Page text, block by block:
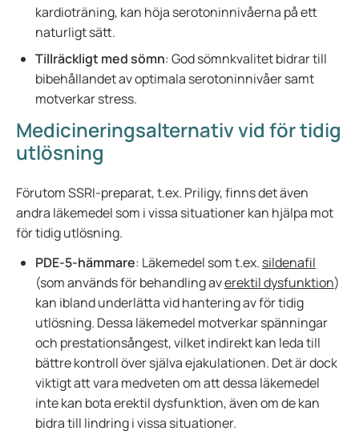
kardioträning, kan höja serotoninnivåerna på ett
naturligt sätt.
Tillräckligt med sömn: God sömnkvalitet bidrar till
bibehållandet av optimala serotoninnivåer samt
motverkar stress.
Medicineringsalternativ vid för tidig
utlösning
Förutom SSRI-preparat, t.ex. Priligy, finns det även
andra läkemedel som i vissa situationer kan hjälpa mot
för tidig utlösning.
PDE-5-hämmare: Läkemedel som t.ex. sildenafil
(som används för behandling averektil dysfunktion)
kan ibland underlätta vid hantering av för tidig
utlösning. Dessa läkemedel motverkar spänningar
och prestationsångest, vilket indirekt kan leda till
bättre kontroll över själva ejakulationen. Det är dock
viktigt att vara medveten om att dessa läkemedel
inte kan bota erektil dysfunktion, även om de kan
bidra till lindring i vissa situationer.